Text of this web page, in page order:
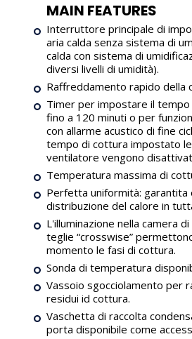
MAIN FEATURES
Interruttore principale di
aria calda senza sistema di
calda con sistema di
diversi livelli di umidità).
Raffreddamento rapido della
Timer per impostare il
fino a 120 minuti o per
con allarme acustico di fine
tempo di cottura impostato
ventilatore vengono
Temperatura massima di
Perfetta uniformità: garantita
distribuzione del calore in
L'illuminazione nella camera
teglie “crosswise”
momento le fasi di cottura.
Sonda di temperatura
Vassoio sgocciolamento per
residui id cottura.
Vaschetta di raccolta
porta disponibile come